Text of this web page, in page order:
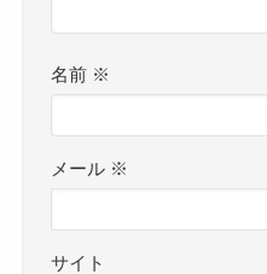
名前 ※
メール ※
サイト